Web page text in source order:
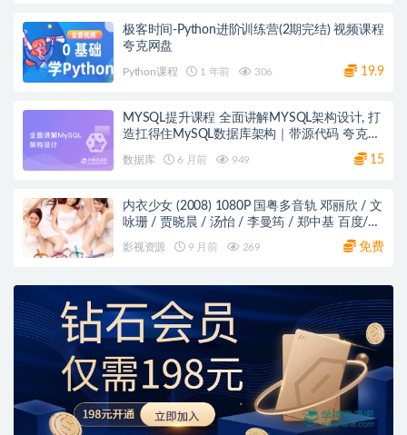
极客时间-Python进阶训练营(2期完结) 视频课程
夸克网盘
Python课程 1 年前 306 19.9
MYSQL提升课程 全面讲解MYSQL架构设计, 打
造扛得住MySQL数据库架构｜带源代码 夸克网
数据库 6 月前 949 15
内衣少女 (2008) 1080P 国粤多音轨 邓丽欣 / 文
咏珊 / 贾晓晨 / 汤怡 / 李曼筠 / 郑中基 百度/阿
影视资源 9 月前 269 免费